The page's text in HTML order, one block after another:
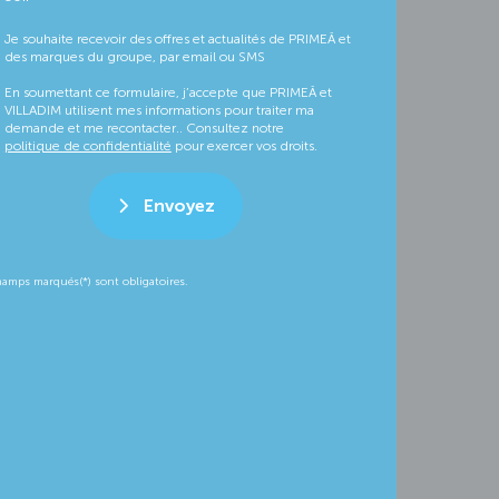
Je souhaite recevoir des offres et actualités de PRIMEÂ et
des marques du groupe, par email ou SMS
En soumettant ce formulaire, j’accepte que PRIMEÂ et
VILLADIM utilisent mes informations pour traiter ma
demande et me recontacter.. Consultez notre
politique de confidentialité pour exercer vos droits.
Envoyez
marqués(*) sont obligatoires.